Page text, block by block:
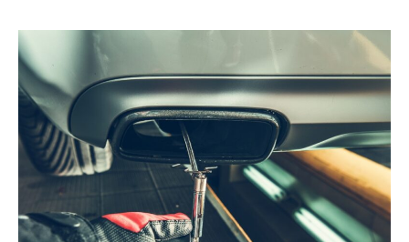
Consejos
para
superar
la
prueba
emisiones
de
ITV